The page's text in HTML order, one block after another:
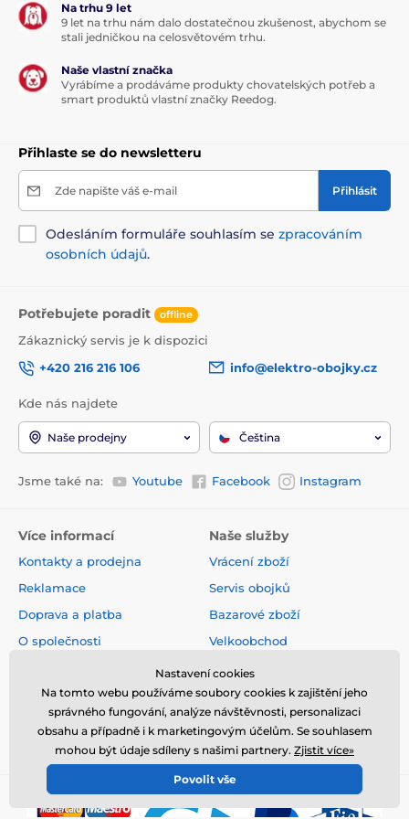
Výcvikové obojky
Vibrační Zvukové Ponořitelné
Pro malé psy
Pro 2 psy
Na trhu 9 let
9 let na trhu nám dalo dostatečnou zkušenost, abychom se
stali jedničkou na celosvětovém trhu.
Naše vlastní značka
Vyrábíme a prodáváme produkty chovatelských potřeb a
smart produktů vlastní značky Reedog.
Přihlaste se do newsletteru
Zde napište váš e-mail Přihlásit
Odesláním formuláře souhlasím se zpracováním
osobních údajů.
Potřebujete poradit offline
Zákaznický servis je k dispozici
+420 216 216 106
info@elektro-obojky.cz
Kde nás najdete
Naše prodejny Čeština
Jsme také na: Youtube Facebook Instagram
Více informací
Kontakty a prodejna
Reklamace
Doprava a platba
O společnosti
Obchodní podmínky
Zpětný odběr odpadních
elektrozařízení
Naše služby
Vrácení zboží
Servis obojků
Bazarové zboží
Velkoobchod
Články a novinky
Hodnocení a recenze
Nastavení cookies
Na tomto webu používáme soubory cookies k zajištění jeho
správného fungování, analýze návštěvnosti, personalizaci
obsahu a případně i k marketingovým účelům. Se souhlasem
mohou být údaje sdíleny s našimi partnery. Zjistit více»
Povolit vše